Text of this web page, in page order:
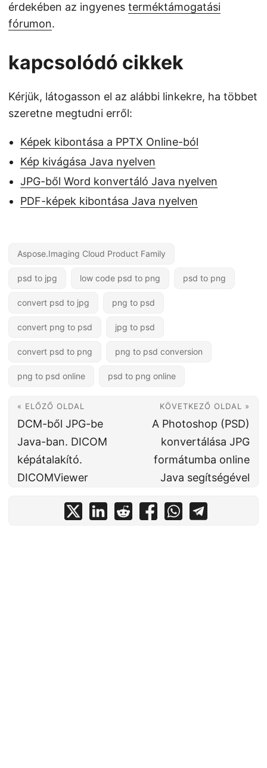
érdekében az ingyenes terméktámogatási
fórumon.
kapcsolódó cikkek
Kérjük, látogasson el az alábbi linkekre, ha többet
szeretne megtudni erről:
Képek kibontása a PPTX Online-ból
Kép kivágása Java nyelven
JPG-ből Word konvertáló Java nyelven
PDF-képek kibontása Java nyelven
Aspose.Imaging Cloud Product Family
psd to jpg low code psd to png psd to png
convert psd to jpg png to psd
convert png to psd jpg to psd
convert psd to png png to psd conversion
png to psd online psd to png online
« ELŐZŐ OLDAL
DCM-ből JPG-be
Java-ban. DICOM
képátalakító.
DICOMViewer
KÖVETKEZŐ OLDAL »
A Photoshop (PSD)
konvertálása JPG
formátumba online
Java segítségével